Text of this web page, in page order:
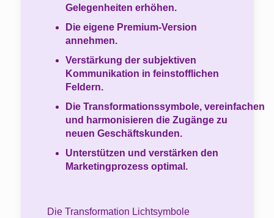
Gelegenheiten erhöhen.
Die eigene Premium-Version
annehmen.
Verstärkung der subjektiven
Kommunikation in feinstofflichen
Feldern.
Die Transformationssymbole, vereinfachen
und harmonisieren die Zugänge zu
neuen Geschäftskunden.
Unterstützen und verstärken den
Marketingprozess optimal.
Die Transformation Lichtsymbole